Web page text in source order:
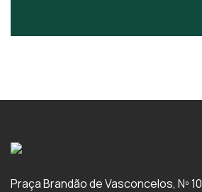
Praça Brandão de Vasconcelos, Nº 10